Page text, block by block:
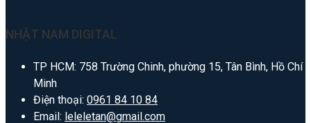
NHẬT NAM DIGITAL
TP HCM: 758 Trường Chinh, phường 15, Tân Bình, Hồ Chí
Minh
Điện thoại: 0961 84 10 84
Email: leleletan@gmail.com